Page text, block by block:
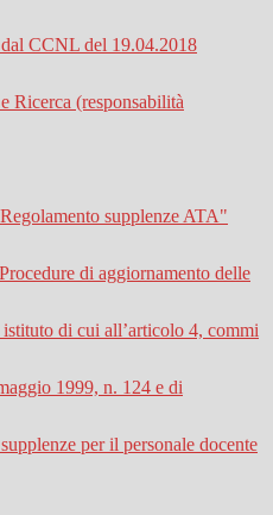
CCNL del 19.04.2018
Ricerca (responsabilità
supplenze ATA"
di aggiornamento delle
di cui all’articolo 4, commi
1999, n. 124 e di
per il personale docente